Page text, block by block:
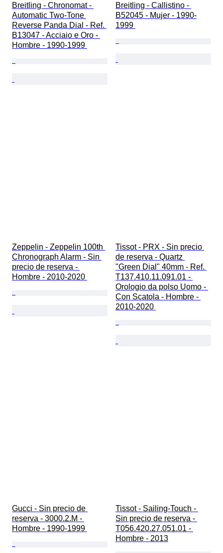
Breitling - Chronomat -
Automatic Two-Tone
Reverse Panda Dial - Ref.
B13047 - Acciaio e Oro -
Hombre - 1990-1999
Breitling - Callistino -
B52045 - Mujer - 1990-
1999
Zeppelin - Zeppelin 100th
Chronograph Alarm - Sin
precio de reserva -
Hombre - 2010-2020
Tissot - PRX - Sin precio
de reserva - Quartz
"Green Dial" 40mm - Ref.
T137.410.11.091.01 -
Orologio da polso Uomo -
Con Scatola - Hombre -
2010-2020
Gucci - Sin precio de
reserva - 3000.2.M -
Hombre - 1990-1999
Tissot - Sailing-Touch -
Sin precio de reserva -
T056.420.27.051.01 -
Hombre - 2013